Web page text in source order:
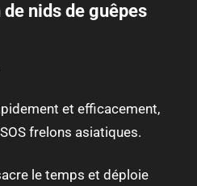
nids de guêpes
et efficacement,
frelons asiatiques.
le temps et déploie